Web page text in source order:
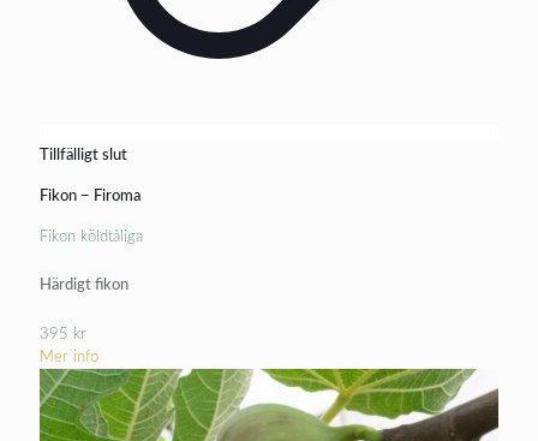
Tillfälligt slut
Fikon – Firoma
Fikon köldtåliga
Härdigt fikon
395 kr
Mer info